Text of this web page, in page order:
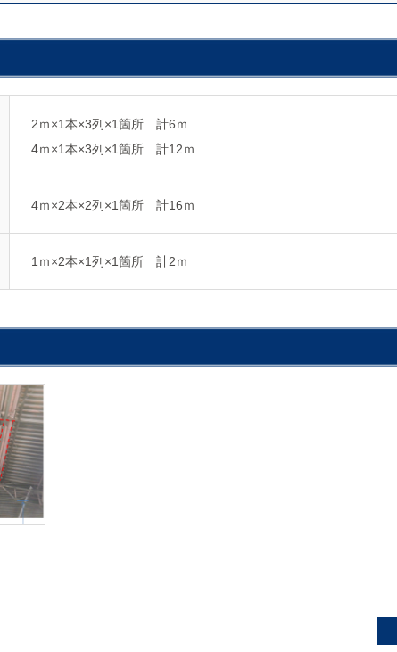
2ｍ×1本×3列×1箇所 計6ｍ
4ｍ×1本×3列×1箇所 計12ｍ
4ｍ×2本×2列×1箇所 計16ｍ
1ｍ×2本×1列×1箇所 計2ｍ